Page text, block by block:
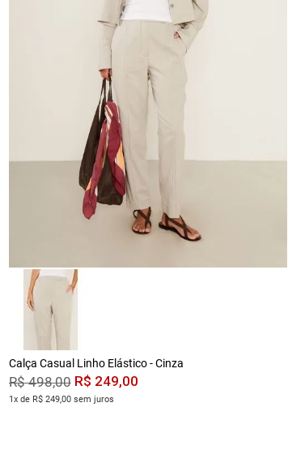
Calça Casual Linho Elástico - Cinza
R$ 498,00 R$ 249,00
1x de R$ 249,00 sem juros